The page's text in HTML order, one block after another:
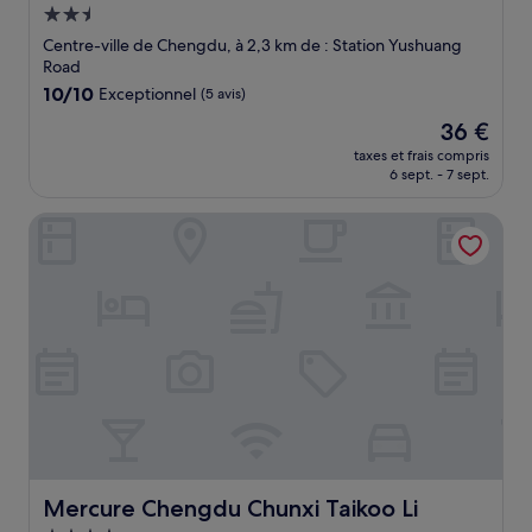
Hébergement
2.5 étoiles
Centre-ville de Chengdu, à 2,3 km de : Station Yushuang
Road
10.0
10/10 Exceptionnel (5 avis)
Le
nouveau
prix
de
36 €
36 €
taxes et frais compris
6 sept. - 7 sept.
Mercure Chengdu Chunxi Taikoo Li
Mercure Chengdu Chunxi Taikoo Li